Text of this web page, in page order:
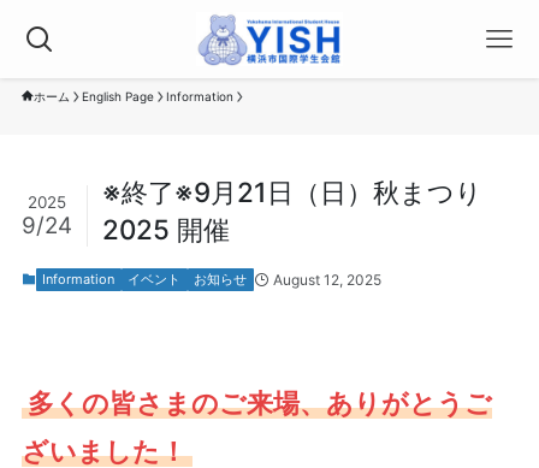
ホーム English Page Information
※終了※9月21日（日）秋まつり
2025 開催
2025
9/24
Information イベント お知らせ August 12, 2025
多くの皆さまのご来場、ありがとうご
ざいました！